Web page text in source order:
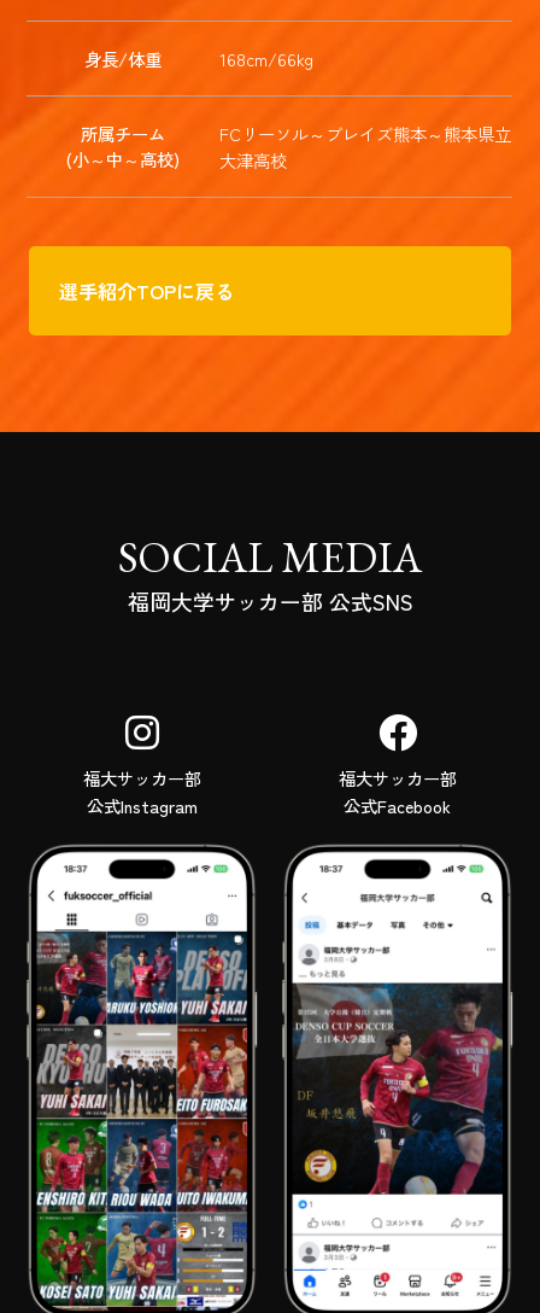
身長/体重 168cm/66kg
所属チーム
(小～中～高校)
FCリーソル～ブレイズ熊本～熊本県立
大津高校
選手紹介TOPに戻る
SOCIAL MEDIA
福岡大学サッカー部 公式SNS
福大サッカー部
公式Instagram
福大サッカー部
公式Facebook